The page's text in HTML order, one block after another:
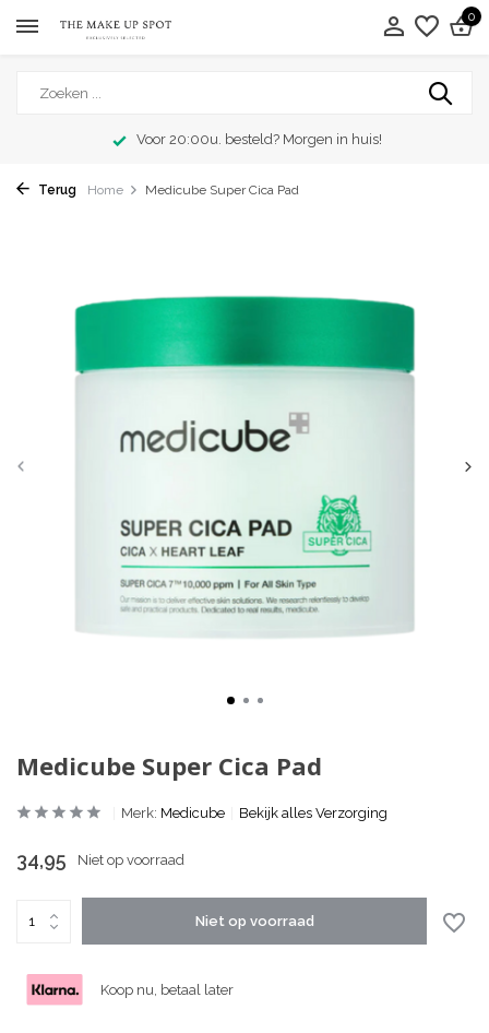
0
Voor 20:00u. besteld? Morgen in huis!
Terug Home Medicube Super Cica Pad
Medicube Super Cica Pad
Merk: Medicube Bekijk alles Verzorging
34,95 Niet op voorraad
Niet op voorraad
Koop nu, betaal later